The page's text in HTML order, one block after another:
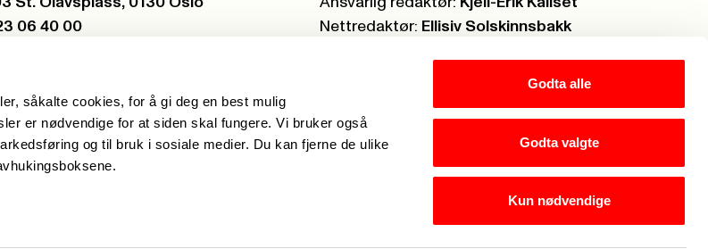
såkalte cookies, for å gi deg en best mulig
er nødvendige for at siden skal fungere. Vi bruker også
og til bruk i sosiale medier. Du kan fjerne de ulike
Godta alle
Godta valgte
Kun nødvendige
06 40 00
Nettredaktør: Ellisiv Solskinnsbakk